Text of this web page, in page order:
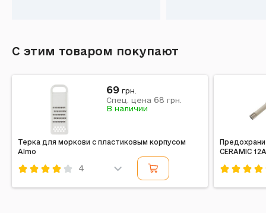
С этим товаром покупают
Терка для моркови с пластиковым корпусом
Almo
4
69 грн.
Спец. цена 68 грн.
В наличии
CERAMIC